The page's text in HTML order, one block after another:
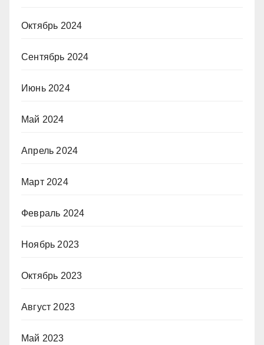
Октябрь 2024
Сентябрь 2024
Июнь 2024
Май 2024
Апрель 2024
Март 2024
Февраль 2024
Ноябрь 2023
Октябрь 2023
Август 2023
Май 2023